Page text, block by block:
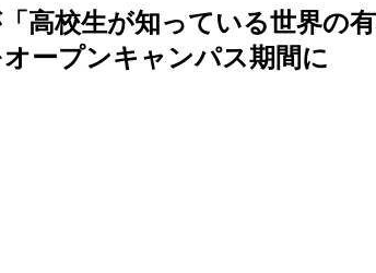
高校生が知っている世界の
ープンキャンパス期間に